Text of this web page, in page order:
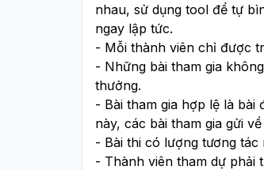
nhau, sử dụng tool để tự
ngay lập tức.
- Mỗi thành viên chỉ được
- Những bài tham gia
thưởng.
- Bài tham gia hợp lệ là bài
này, các bài tham gia gửi
- Bài thi có lượng tương